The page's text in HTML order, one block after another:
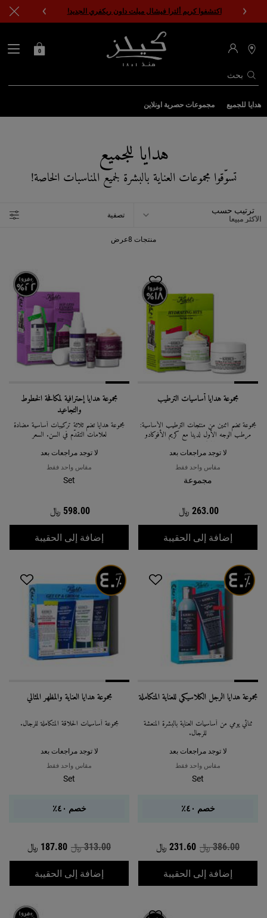
اكتشفوا كريم ألترا فيشال ميلت داون ريكفري الجديد!
بحث
محدد
المتاجر
حقيبتي
0
هدايا للجميع مجموعات حصرية اونلاين
هدايا للجميع
تسوّقوا مجموعات العناية بالبشرة لجميع المناسبات الخاصة!
ترتيب حسب تصفية
FILTER MENU
منتجات 8عرض
مجموعة هدايا أساسيات الترطيب
مجموعة تضم اثنين من منتجات الترطيب الأساسية:
مرطب الوجه الأول لدينا مع كريم الأفوكادو
المغذي للعيون.
لا توجد مراجعات بعد
مقاس واحد فقط
مجموعة
263.00 ﷼
إضافة إلى الحقيبة مجموعة هدايا أساسيات الترطيب
مجموعة هدايا إحترافية لمكافحة الخطوط
والتجاعيد
مجموعة هدايا تضم ثلاثة تركيبات أساسية مضادة
لعلامات التقدّم في السن. السعر
لا توجد مراجعات بعد
مقاس واحد فقط
Set
598.00 ﷼
إضافة إلى الحقيبة
مجموعة هدايا الرجل الكلاسيكي للعناية المتكاملة
ثنائي يومي من أساسيات العناية بالبشرة المنعشة
للرجال.
لا توجد مراجعات بعد
مقاس واحد فقط
Set
خصم ٤٠٪
السعر القديم
386.00 ﷼ السعر الجديد
231.60 ﷼
إضافة إلى الحقيبة مجموعة هدايا الرجل الكلاسيكي للعناية
مجموعة هدايا العناية والمظهر المثالي
مجموعة أساسيات الحلاقة المتكاملة للرجال.
لا توجد مراجعات بعد
مقاس واحد فقط
Set
خصم ٤٠٪
السعر القديم
313.00 ﷼ السعر الجديد
187.80 ﷼
إضافة إلى الحقيبة